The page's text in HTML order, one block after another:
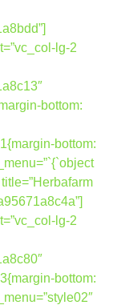
lg-2
bottom:
bottom:
lg-2
bottom: